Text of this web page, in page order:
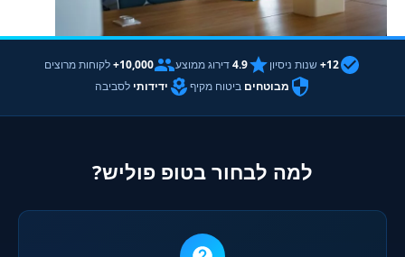
12+ שנות ניסיון 4.9דירוג ממוצע 10,000+
לקוחות מרוצים
מבוטחים ביטוח מקיף ידידותי לסביבה
למה לבחור בטופ פוליש?